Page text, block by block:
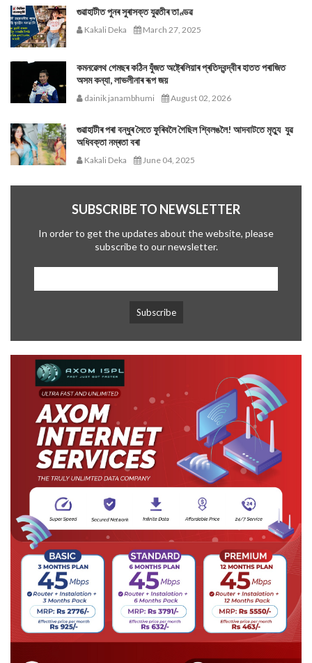
গুৱাহাটীত পুনৰ সুৰাসক্ত যুৱতীৰ তাণ্ডৱ
Kakali Deka March 27, 2025
কমনৱেলথ গেমছৰ কঠিন যুঁজত অষ্ট্ৰেলিয়াৰ প্ৰতিদ্বন্দ্বীৰ হাতত পৰাজিত
অসম কন্যা, লাভলীনাৰ ৰূপ জয়
dainik janambhumi August 02, 2026
গুৱাহাটীৰ পৰা বন্ধুৰ সৈতে ফুৰিবলৈ গৈছিল শ্বিলঙলৈ! আদবাটতে মৃত্যু যুৱ
অধিবক্তা নম্ৰতা বৰা
Kakali Deka June 04, 2025
SUBSCRIBE TO NEWSLETTER
In order to get the updates about the website, please
subscribe to our newsletter.